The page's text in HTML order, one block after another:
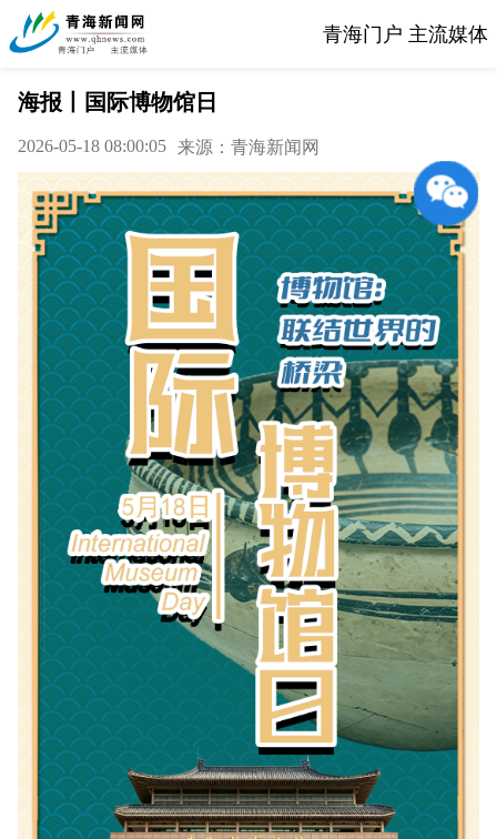
青海门户 主流媒体
海报丨国际博物馆日
2026-05-18 08:00:05 来源：青海新闻网